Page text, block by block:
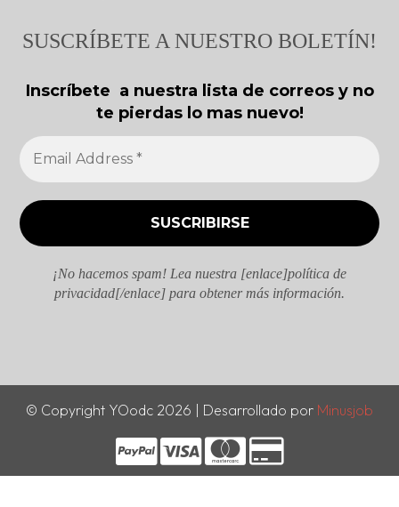
SUSCRÍBETE A NUESTRO BOLETÍN!
Inscríbete a nuestra lista de correos y no
te pierdas lo mas nuevo!
¡No hacemos spam! Lea nuestra [enlace]política de
privacidad[/enlace] para obtener más información.
© Copyright YOodc 2026 | Desarrollado por Minusjob